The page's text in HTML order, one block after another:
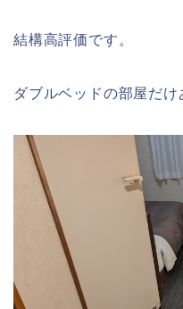
結構高評価です。
ダブルベッドの部屋だけ